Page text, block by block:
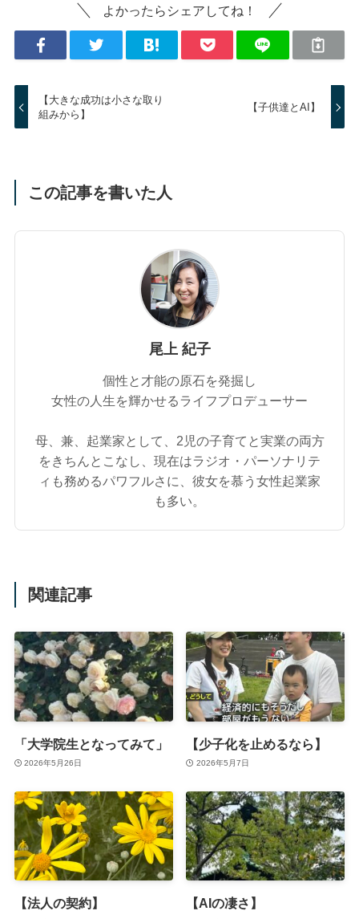
よかったらシェアしてね！
【大きな成功は小さな取り
組みから】
【子供達とAI】
この記事を書いた人
尾上 紀子
個性と才能の原石を発掘し
女性の人生を輝かせるライフプロデューサー
母、兼、起業家として、2児の子育てと実業の両方
をきちんとこなし、現在はラジオ・パーソナリテ
ィも務めるパワフルさに、彼女を慕う女性起業家
も多い。
関連記事
「大学院生となってみて」
2026年5月26日
【少子化を止めるなら】
2026年5月7日
【法人の契約】 【AIの凄さ】